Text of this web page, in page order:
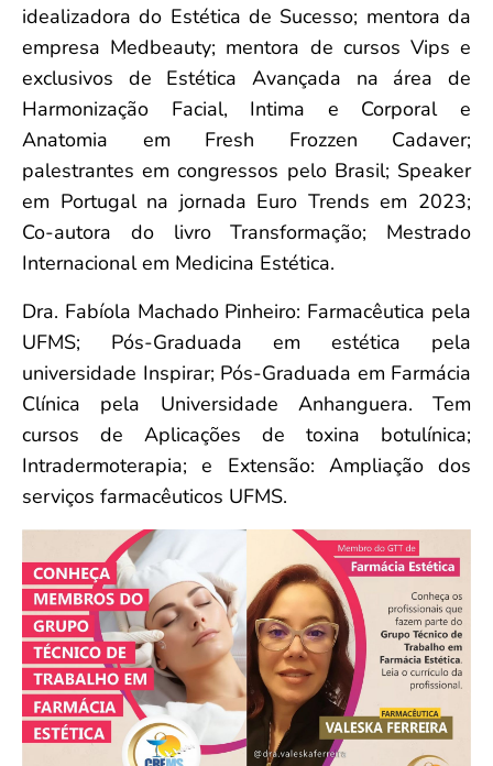
idealizadora do Estética de Sucesso; mentora da
empresa Medbeauty; mentora de cursos Vips e
exclusivos de Estética Avançada na área de
Harmonização Facial, Intima e Corporal e
Anatomia em Fresh Frozzen Cadaver;
palestrantes em congressos pelo Brasil; Speaker
em Portugal na jornada Euro Trends em 2023;
Co-autora do livro Transformação; Mestrado
Internacional em Medicina Estética.
Dra. Fabíola Machado Pinheiro: Farmacêutica pela
UFMS; Pós-Graduada em estética pela
universidade Inspirar; Pós-Graduada em Farmácia
Clínica pela Universidade Anhanguera. Tem
cursos de Aplicações de toxina botulínica;
Intradermoterapia; e Extensão: Ampliação dos
serviços farmacêuticos UFMS.